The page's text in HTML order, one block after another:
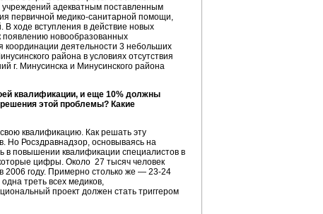
адекватным поставленным
первичной медико-санитарной помощи,
ходе вступления в действие новых
появлению новообразованных
координации деятельности 3 небольших
района в условиях отсутствия
г. Минусинска и Минусинского района
квалификации, и еще 10% должны
этой проблемы? Какие
квалификацию. Как решать эту
Но Росздравнадзор, основываясь на
в повышении квалификации специалистов в
цифры. Около 27 тысяч человек
2006 году. Примерно столько же — 23-24
треть всех медиков,
проект должен стать триггером